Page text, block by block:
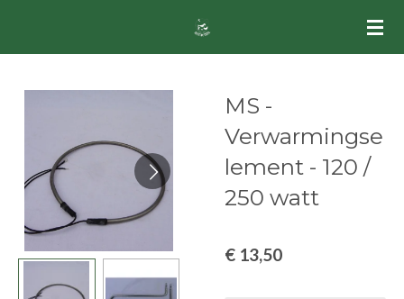
MS -
Verwarmingse
lement - 120 /
250 watt
€ 13,50